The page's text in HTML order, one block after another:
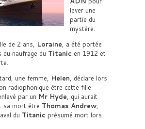
lever une
partie du
mystère.
de 2 ans, Loraine, a été portée
du naufrage du Titanic en 1912 et
une femme, Helen, déclare lors
radiophonique être cette fille
par un Mr Hyde, qui aurait
sa mort être Thomas Andrew,
du Titanic présumé mort lors